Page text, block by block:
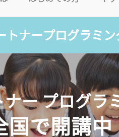
トナープログラミ
ナー プログラ
国で開講中